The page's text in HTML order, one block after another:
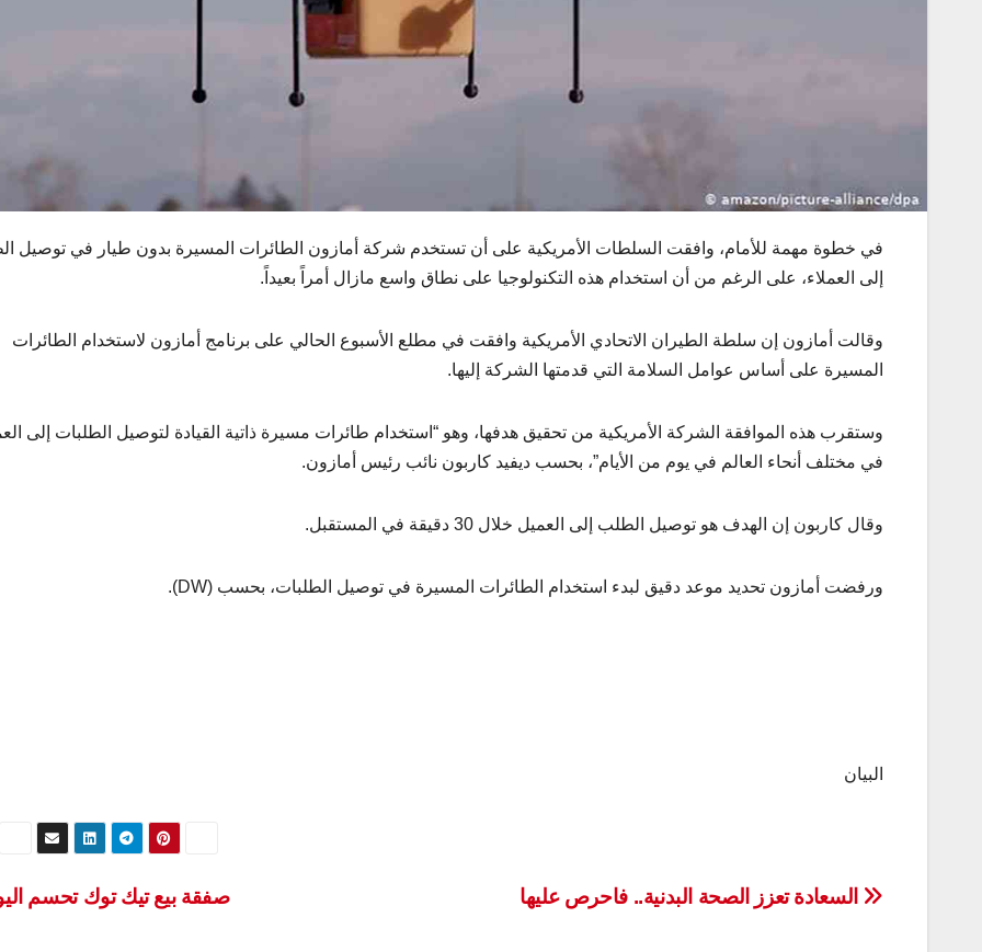
في خطوة مهمة للأمام، وافقت السلطات الأمريكية على أن تستخدم شركة أمازون الطائرات المسيرة بدون طيار في توصيل
إلى العملاء، على الرغم من أن استخدام هذه التكنولوجيا على نطاق واسع مازال أمراً بعيداً.
وقالت أمازون إن سلطة الطيران الاتحادي الأمريكية وافقت في مطلع الأسبوع الحالي على برنامج أمازون لاستخدام الطائرات
المسيرة على أساس عوامل السلامة التي قدمتها الشركة إليها.
وستقرب هذه الموافقة الشركة الأمريكية من تحقيق هدفها، وهو “استخدام طائرات مسيرة ذاتية القيادة لتوصيل الطلبات إلى
في مختلف أنحاء العالم في يوم من الأيام”، بحسب ديفيد كاربون نائب رئيس أمازون.
وقال كاربون إن الهدف هو توصيل الطلب إلى العميل خلال 30 دقيقة في المستقبل.
ورفضت أمازون تحديد موعد دقيق لبدء استخدام الطائرات المسيرة في توصيل الطلبات، بحسب (DW).
البيان
تصفّح
صفقة بيع تيك توك تحسم السعادة تعزز الصحة البدنية.. فاحرص عليها